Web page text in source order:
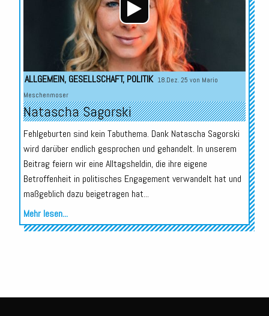
ALLGEMEIN, GESELLSCHAFT, POLITIK 18.Dez. 25 von Mario
Meschenmoser
Natascha Sagorski
Fehlgeburten sind kein Tabuthema. Dank Natascha Sagorski
wird darüber endlich gesprochen und gehandelt. In unserem
Beitrag feiern wir eine Alltagsheldin, die ihre eigene
Betroffenheit in politisches Engagement verwandelt hat und
maßgeblich dazu beigetragen hat...
Mehr lesen...